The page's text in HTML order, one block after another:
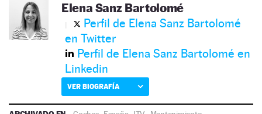
Elena Sanz Bartolomé
Perfil de Elena Sanz Bartolomé
en Twitter
Perfil de Elena Sanz Bartolomé en
Linkedin
VER BIOGRAFÍA